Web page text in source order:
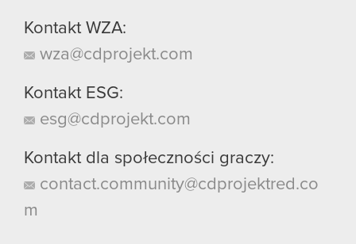
Kontakt WZA:
wza@cdprojekt.com
Kontakt ESG:
esg@cdprojekt.com
Kontakt dla społeczności graczy:
contact.community@cdprojektred.co
m